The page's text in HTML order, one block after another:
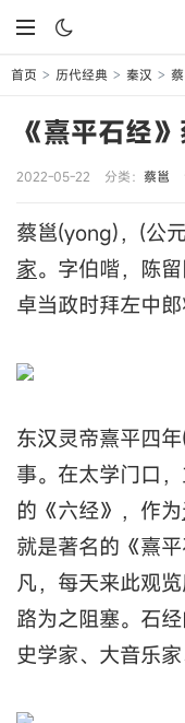
首页 > 历代经典 > 秦汉 >
《熹平石经
2022-05-22 分类： 蔡邕
蔡邕(yong)，(公
家。字伯喈，陈
卓当政时拜左中郎
东汉灵帝熹平四
事。在太学门口
的《六经》，作为
就是著名的《熹
凡，每天来此观
路为之阻塞。石
史学家、大音乐